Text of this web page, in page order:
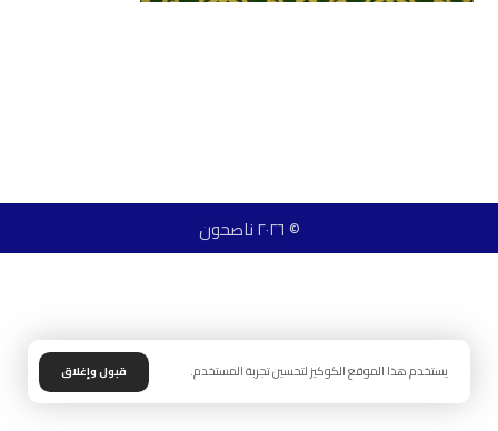
© ٢٠٢٦ ناصحون
يستخدم هذا الموقع الكوكيز لتحسين تجربة المستخدم. قبول وإغلاق